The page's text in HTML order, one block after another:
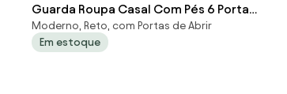
Guarda Roupa Casal Com Pés 6 Portas
6 Gavetas Atrice D02 Amendola Touc
Moderno, Reto, com Portas de Abrir
Em estoque